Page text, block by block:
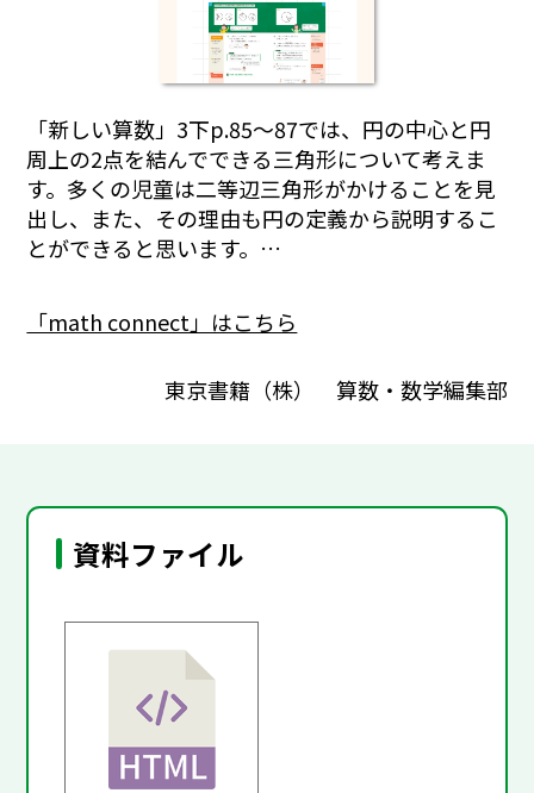
「新しい算数」3下p.85～87では、円の中心と円
周上の2点を結んでできる三角形について考えま
す。多くの児童は二等辺三角形がかけることを見
出し、また、その理由も円の定義から説明するこ
とができると思います。…
「math connect」はこちら
東京書籍（株） 算数・数学編集部
資料ファイル